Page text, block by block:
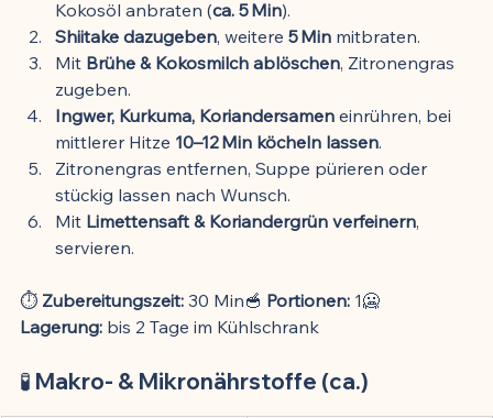
Kokosöl anbraten (ca. 5 Min).
Shiitake dazugeben, weitere 5 Min mitbraten.
Mit Brühe & Kokosmilch ablöschen, Zitronengras
zugeben.
Ingwer, Kurkuma, Koriandersamen einrühren, bei
mittlerer Hitze 10–12 Min köcheln lassen.
Zitronengras entfernen, Suppe pürieren oder
stückig lassen nach Wunsch.
Mit Limettensaft & Koriandergrün verfeinern,
servieren.
⏱️ Zubereitungszeit: 30 Min🥣 Portionen: 1🥶
Lagerung: bis 2 Tage im Kühlschrank
🧪 Makro- & Mikronährstoffe (ca.)